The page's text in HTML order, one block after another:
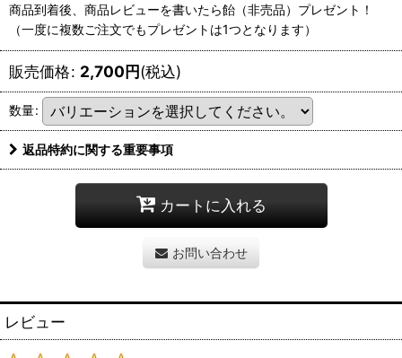
商品到着後、商品レビューを書いたら飴（非売品）プレゼント！
（一度に複数ご注文でもプレゼントは1つとなります）
販売価格: 2,700円(税込)
数量:
返品特約に関する重要事項
カートに入れる
お問い合わせ
レビュー